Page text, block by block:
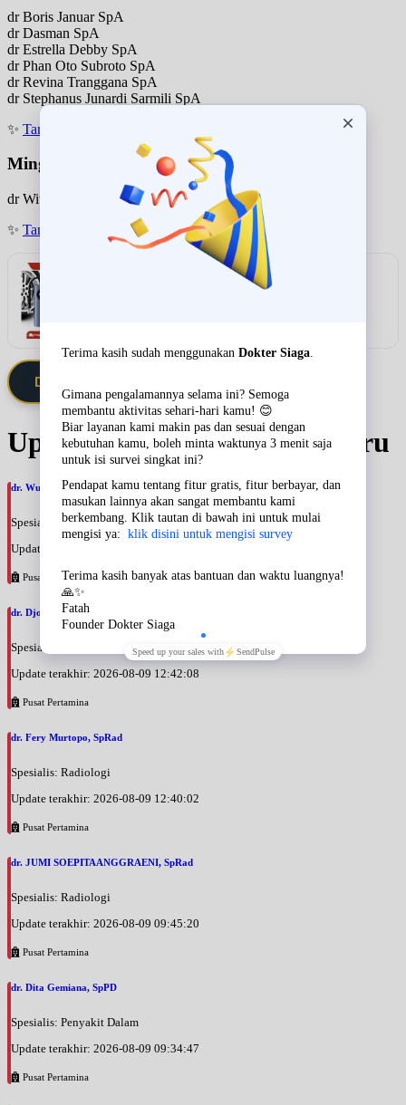
dr Boris Januar SpA
dr Dasman SpA
dr Estrella Debby SpA
dr Phan Oto Subroto SpA
dr Revina Tranggana SpA
dr Stephanus Junardi Sarmili SpA
✨ Tanya jadwal (Respon Cepat)
Minggu
dr Wiwi Gunawan SpA
✨ Tanya jadwal (Respon Cepat)
SOLUSI DARURAT PENGISIAN ANGIN DI
Daftarkan Saya via Member VIP
Update Jadwal Dokter terbaru
dr. Wuri Suryandari, SpRad
Spesialis: Radiologi
Update terakhir: 2026-08-09 12:44:15
Pusat Pertamina
dr. Djoko Tri Budi Widyanto Sirman, SpRad
Spesialis: Radiologi
Update terakhir: 2026-08-09 12:42:08
Pusat Pertamina
dr. Fery Murtopo, SpRad
Spesialis: Radiologi
Update terakhir: 2026-08-09 12:40:02
Pusat Pertamina
dr. JUMI SOEPITAANGGRAENI, SpRad
Spesialis: Radiologi
Update terakhir: 2026-08-09 09:45:20
Pusat Pertamina
dr. Dita Gemiana, SpPD
Spesialis: Penyakit Dalam
Update terakhir: 2026-08-09 09:34:47
Pusat Pertamina